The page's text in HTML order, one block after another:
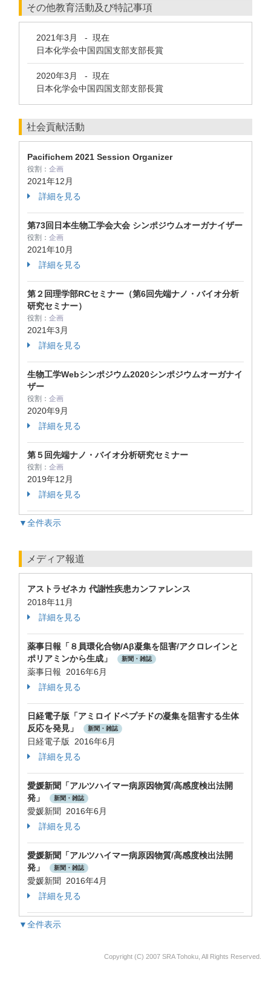
その他教育活動及び特記事項
2021年3月 - 現在
日本化学会中国四国支部支部長賞
2020年3月 - 現在
日本化学会中国四国支部支部長賞
社会貢献活動
Pacifichem 2021 Session Organizer
役割： 企画
2021年12月
詳細を見る
第73回日本生物工学会大会 シンポジウムオーガナイザー
役割： 企画
2021年10月
詳細を見る
第２回理学部RCセミナー（第6回先端ナノ・バイオ分析
研究セミナー）
役割： 企画
2021年3月
詳細を見る
生物工学Webシンポジウム2020シンポジウムオーガナイ
ザー
役割： 企画
2020年9月
詳細を見る
第５回先端ナノ・バイオ分析研究セミナー
役割： 企画
2019年12月
詳細を見る
▼全件表示
メディア報道
アストラゼネカ 代謝性疾患カンファレンス
2018年11月
詳細を見る
薬事日報「８員環化合物/Aβ凝集を阻害/アクロレインと
ポリアミンから生成」
新聞・雑誌
薬事日報 2016年6月
詳細を見る
日経電子版「アミロイドペプチドの凝集を阻害する生体
反応を発見」
新聞・雑誌
日経電子版 2016年6月
詳細を見る
愛媛新聞「アルツハイマー病原因物質/高感度検出法開
発」
新聞・雑誌
愛媛新聞 2016年6月
詳細を見る
愛媛新聞「アルツハイマー病原因物質/高感度検出法開
発」
新聞・雑誌
愛媛新聞 2016年4月
詳細を見る
▼全件表示
Copyright (C) 2007 SRA Tohoku, All Rights Reserved.